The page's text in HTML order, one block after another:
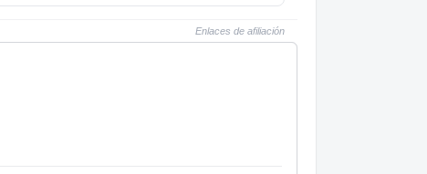
Enlaces de afiliación